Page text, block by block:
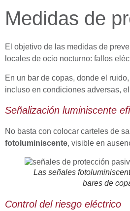
Medidas de
El objetivo de las medidas de
locales de ocio nocturno: fallos
En un bar de copas, donde el
incluso en condiciones adversas,
Señalización luminiscente
No basta con colocar carteles de
fotoluminiscente, visible en
Las señales
bares de
Control del riesgo eléctrico